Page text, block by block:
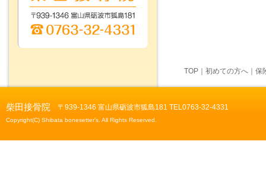
TOP 初めての方へ 保
柴田接骨院 〒939-1346 富山県砺波市狐島181 TEL0763-32-4331
Copyright(C) Shibata bonesetter's. All Rights Reserved.